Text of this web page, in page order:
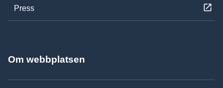
Press
Om webbplatsen